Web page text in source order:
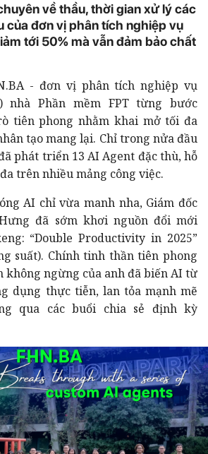
về thầu, thời gian xử lý các
của đơn vị phân tích nghiệp vụ
tới 50% mà vẫn đảm bảo chất
- đơn vị phân tích nghiệp vụ
nhà Phần mềm FPT từng bước
tiên phong nhằm khai mở tối đa
tạo mang lại. Chỉ trong nửa đầu
phát triển 13 AI Agent đặc thù, hỗ
trên nhiều mảng công việc.
AI chỉ vừa manh nha, Giám đốc
đã sớm khơi nguồn đổi mới
“Double Productivity in 2025”
suất). Chính tinh thần tiên phong
không ngừng của anh đã biến AI từ
dụng thực tiễn, lan tỏa mạnh mẽ
qua các buổi chia sẻ định kỳ